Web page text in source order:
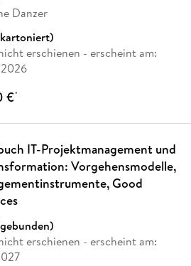
Danzer
erschienen - erscheint am:
€*
IT-Projektmanagement und
Vorgehensmodelle,
Good
erschienen - erscheint am: